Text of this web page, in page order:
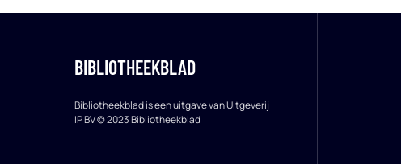
BIBLIOTHEEKBLAD
Bibliotheekblad is een uitgave van Uitgeverij
IP BV © 2023 Bibliotheekblad